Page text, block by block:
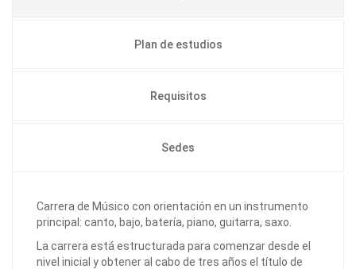
Plan de estudios
Requisitos
Sedes
Carrera de Músico con orientación en un instrumento
principal: canto, bajo, batería, piano, guitarra, saxo.
La carrera está estructurada para comenzar desde el
nivel inicial y obtener al cabo de tres años el título de